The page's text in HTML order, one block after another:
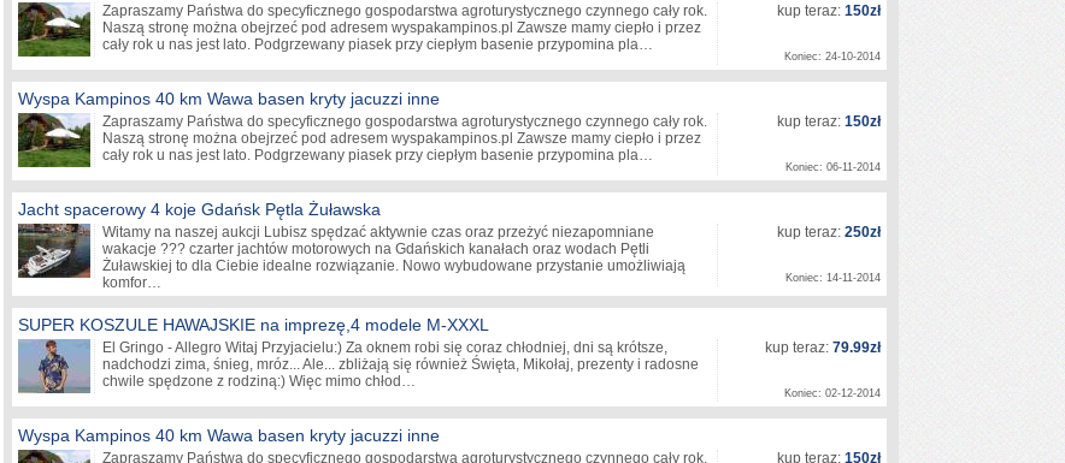
Zapraszamy Państwa do specyficznego gospodarstwa agroturystycznego czynnego cały rok.
Naszą stronę można obejrzeć pod adresem wyspakampinos.pl Zawsze mamy ciepło i przez
cały rok u nas jest lato. Podgrzewany piasek przy ciepłym basenie przypomina pla…
kup teraz: 150zł
Koniec: 24-10-2014
Wyspa Kampinos 40 km Wawa basen kryty jacuzzi inne
Zapraszamy Państwa do specyficznego gospodarstwa agroturystycznego czynnego cały rok.
Naszą stronę można obejrzeć pod adresem wyspakampinos.pl Zawsze mamy ciepło i przez
cały rok u nas jest lato. Podgrzewany piasek przy ciepłym basenie przypomina pla…
kup teraz: 150zł
Koniec: 06-11-2014
Jacht spacerowy 4 koje Gdańsk Pętla Żuławska
Witamy na naszej aukcji Lubisz spędzać aktywnie czas oraz przeżyć niezapomniane
wakacje ??? czarter jachtów motorowych na Gdańskich kanałach oraz wodach Pętli
Żuławskiej to dla Ciebie idealne rozwiązanie. Nowo wybudowane przystanie umożliwiają
komfor…
kup teraz: 250zł
Koniec: 14-11-2014
SUPER KOSZULE HAWAJSKIE na imprezę,4 modele M-XXXL
El Gringo - Allegro Witaj Przyjacielu:) Za oknem robi się coraz chłodniej, dni są krótsze,
nadchodzi zima, śnieg, mróz... Ale... zbliżają się również Święta, Mikołaj, prezenty i radosne
chwile spędzone z rodziną:) Więc mimo chłod…
kup teraz: 79.99zł
Koniec: 02-12-2014
Wyspa Kampinos 40 km Wawa basen kryty jacuzzi inne
Zapraszamy Państwa do specyficznego gospodarstwa agroturystycznego czynnego cały rok. kup teraz: 150zł